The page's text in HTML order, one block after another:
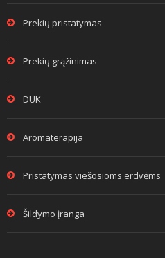
Prekių pristatymas
Prekių grąžinimas
DUK
Aromaterapija
Pristatymas viešosioms erdvėms
Šildymo įranga